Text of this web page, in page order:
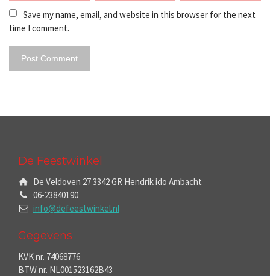
Save my name, email, and website in this browser for the next
time I comment.
De Feestwinkel
De Veldoven 27 3342 GR Hendrik ido Ambacht
06-23840190
info@defeestwinkel.nl
Gegevens
KVK nr. 74068776
BTW nr. NL001523162B43